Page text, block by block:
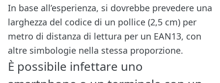
In base all’esperienza, si dovrebbe prevedere una
larghezza del codice di un pollice (2,5 cm) per
metro di distanza di lettura per un EAN13, con
altre simbologie nella stessa proporzione.
È possibile infettare uno